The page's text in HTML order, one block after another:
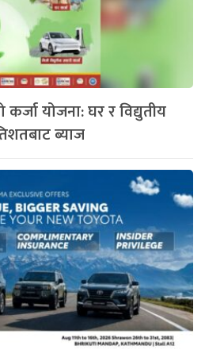
योजना: घर र विद्युतीय
ब्याज